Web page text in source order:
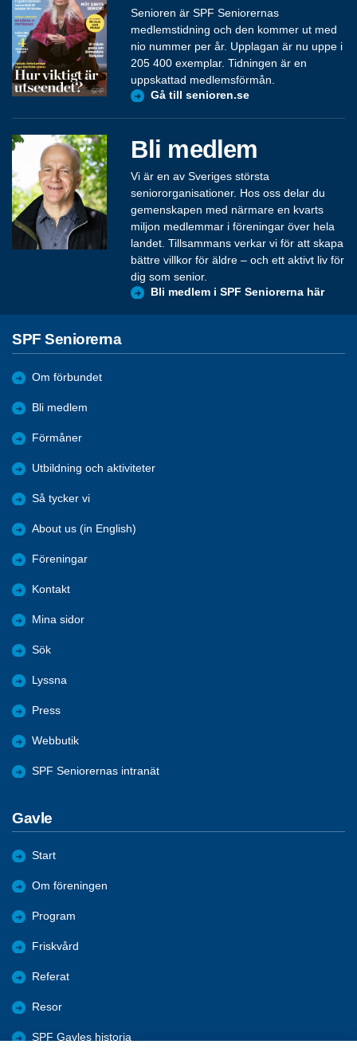
Senioren är SPF Seniorernas
medlemstidning och den kommer ut med
nio nummer per år. Upplagan är nu uppe i
205 400 exemplar. Tidningen är en
uppskattad medlemsförmån.
Gå till senioren.se
Bli medlem
Vi är en av Sveriges största
seniororganisationer. Hos oss delar du
gemenskapen med närmare en kvarts
miljon medlemmar i föreningar över hela
landet. Tillsammans verkar vi för att skapa
bättre villkor för äldre – och ett aktivt liv för
dig som senior.
Bli medlem i SPF Seniorerna här
SPF Seniorerna
Om förbundet
Bli medlem
Förmåner
Utbildning och aktiviteter
Så tycker vi
About us (in English)
Föreningar
Kontakt
Mina sidor
Sök
Lyssna
Press
Webbutik
SPF Seniorernas intranät
Gavle
Start
Om föreningen
Program
Friskvård
Referat
Resor
SPF Gavles historia